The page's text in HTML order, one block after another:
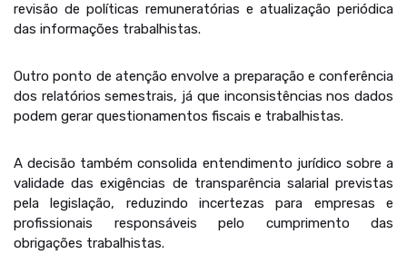
revisão de políticas remuneratórias e atualização periódica
das informações trabalhistas.
Outro ponto de atenção envolve a preparação e conferência
dos relatórios semestrais, já que inconsistências nos dados
podem gerar questionamentos fiscais e trabalhistas.
A decisão também consolida entendimento jurídico sobre a
validade das exigências de transparência salarial previstas
pela legislação, reduzindo incertezas para empresas e
profissionais responsáveis pelo cumprimento das
obrigações trabalhistas.